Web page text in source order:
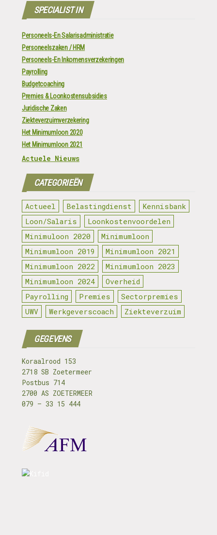
SPECIALIST IN
Personeels-En Salarisadministratie
Personeelszaken / HRM
Personeels-En Inkomensverzekeringen
Payrolling
Budgetcoaching
Premies & Loonkostensubsidies
Juridische Zaken
Ziekteverzuimverzekering
Het Minimumloon 2020
Het Minimumloon 2021
Actuele Nieuws
CATEGORIEËN
Actueel Belastingdienst
Kennisbank
Loon/Salaris
Loonkostenvoordelen
Minimuloon 2020
Minimumloon
Minimumloon 2019
Minimumloon 2021
Minimumloon 2022
Minimumloon 2023
Minimumloon 2024
Overheid
Payrolling
Premies
Sectorpremies
UWV
Werkgeverscoach Ziekteverzuim
GEGEVENS
Koraalrood 153
2718 SB Zoetermeer
Postbus 714
2700 AS ZOETERMEER
079 – 33 15 444